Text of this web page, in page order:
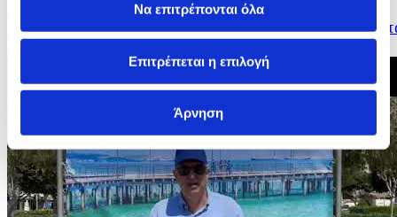
Να επιτρέπονται όλα
Επιτρέπεται η επιλογή
Άρνηση
Δηλώσεις Επιτρόπου για Οικονομια και
Ντομπρόβσκις στη Συνέντευξη Τύπου...